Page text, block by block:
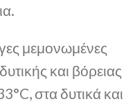
μεμονωμένες
και βόρειας
στα δυτικά και